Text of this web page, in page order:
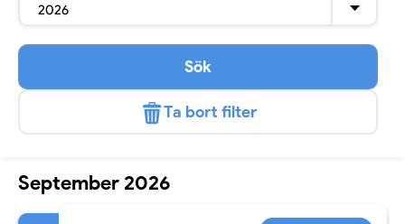
2026
Sök
Ta bort filter
September 2026